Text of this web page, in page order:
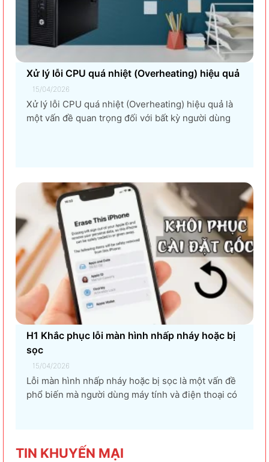
Xử lý lỗi CPU quá nhiệt (Overheating) hiệu quả
15/04/2026
Xử lý lỗi CPU quá nhiệt (Overheating) hiệu quả là
một vấn đề quan trọng đối với bất kỳ người dùng
H1 Khắc phục lỗi màn hình nhấp nháy hoặc bị
sọc
15/04/2026
Lỗi màn hình nhấp nháy hoặc bị sọc là một vấn đề
phổ biến mà người dùng máy tính và điện thoại có
TIN KHUYẾN MẠI